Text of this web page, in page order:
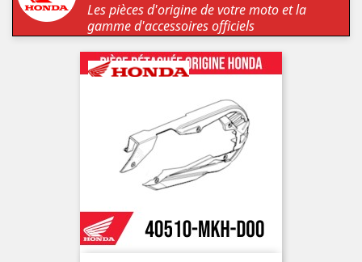
Les pièces d'origine de votre moto et la
gamme d'accessoires officiels